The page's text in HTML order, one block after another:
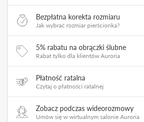
Bezpłatna korekta rozmiaru
Jak wybrać rozmiar pierścionka?
5% rabatu na obrączki ślubne
Rabat tylko dla klientów Auroria
Płatność ratalna
Czytaj o płatności ratalnej
Zobacz podczas wideorozmowy
Umów się w wirtualnym salonie Auroria